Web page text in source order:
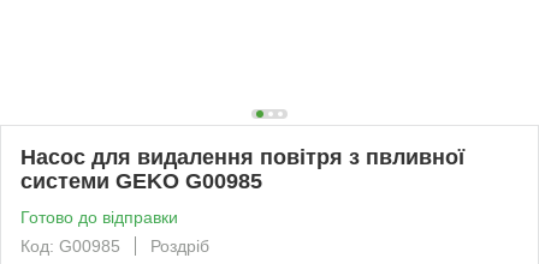
Насос для видалення повітря з пвливної
системи GEKO G00985
Готово до відправки
Код: G00985
Роздріб